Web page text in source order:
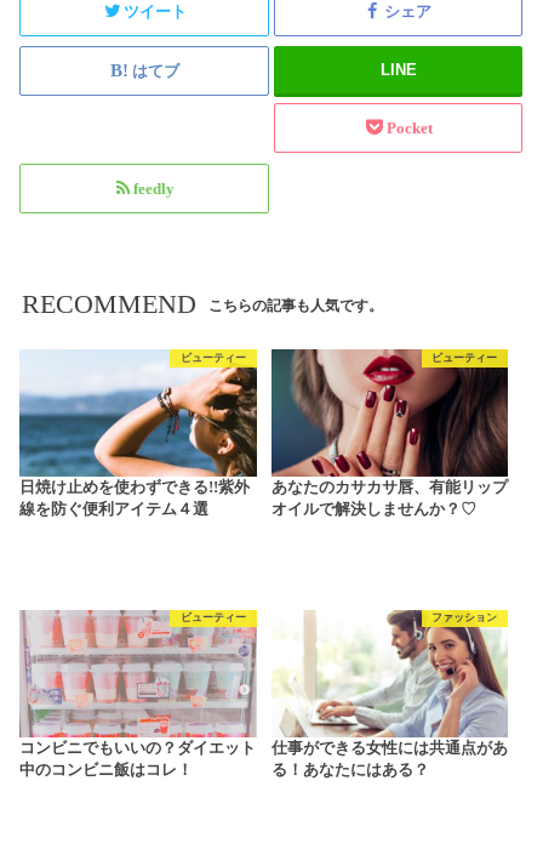
ツイート シェア
はてブ LINE
Pocket
feedly
RECOMMEND こちらの記事も人気です。
ビューティー
日焼け止めを使わずできる!!紫外
線を防ぐ便利アイテム４選
ビューティー
あなたのカサカサ唇、有能リップ
オイルで解決しませんか？♡
ビューティー
コンビニでもいいの？ダイエット
中のコンビニ飯はコレ！
ファッション
仕事ができる女性には共通点があ
る！あなたにはある？